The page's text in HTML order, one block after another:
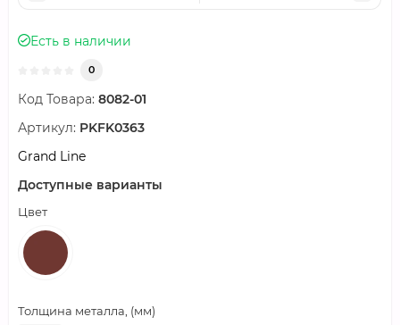
Есть в наличии
0
Код Товара: 8082-01
Артикул: PKFK0363
Grand Line
Доступные варианты
Цвет
Толщина металла, (мм)